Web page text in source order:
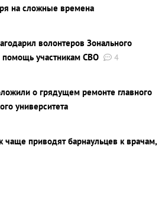
на сложные времена
волонтеров Зонального
помощь участникам СВО
4
о грядущем ремонте главного
университета
приводят барнаульцев к врачам,